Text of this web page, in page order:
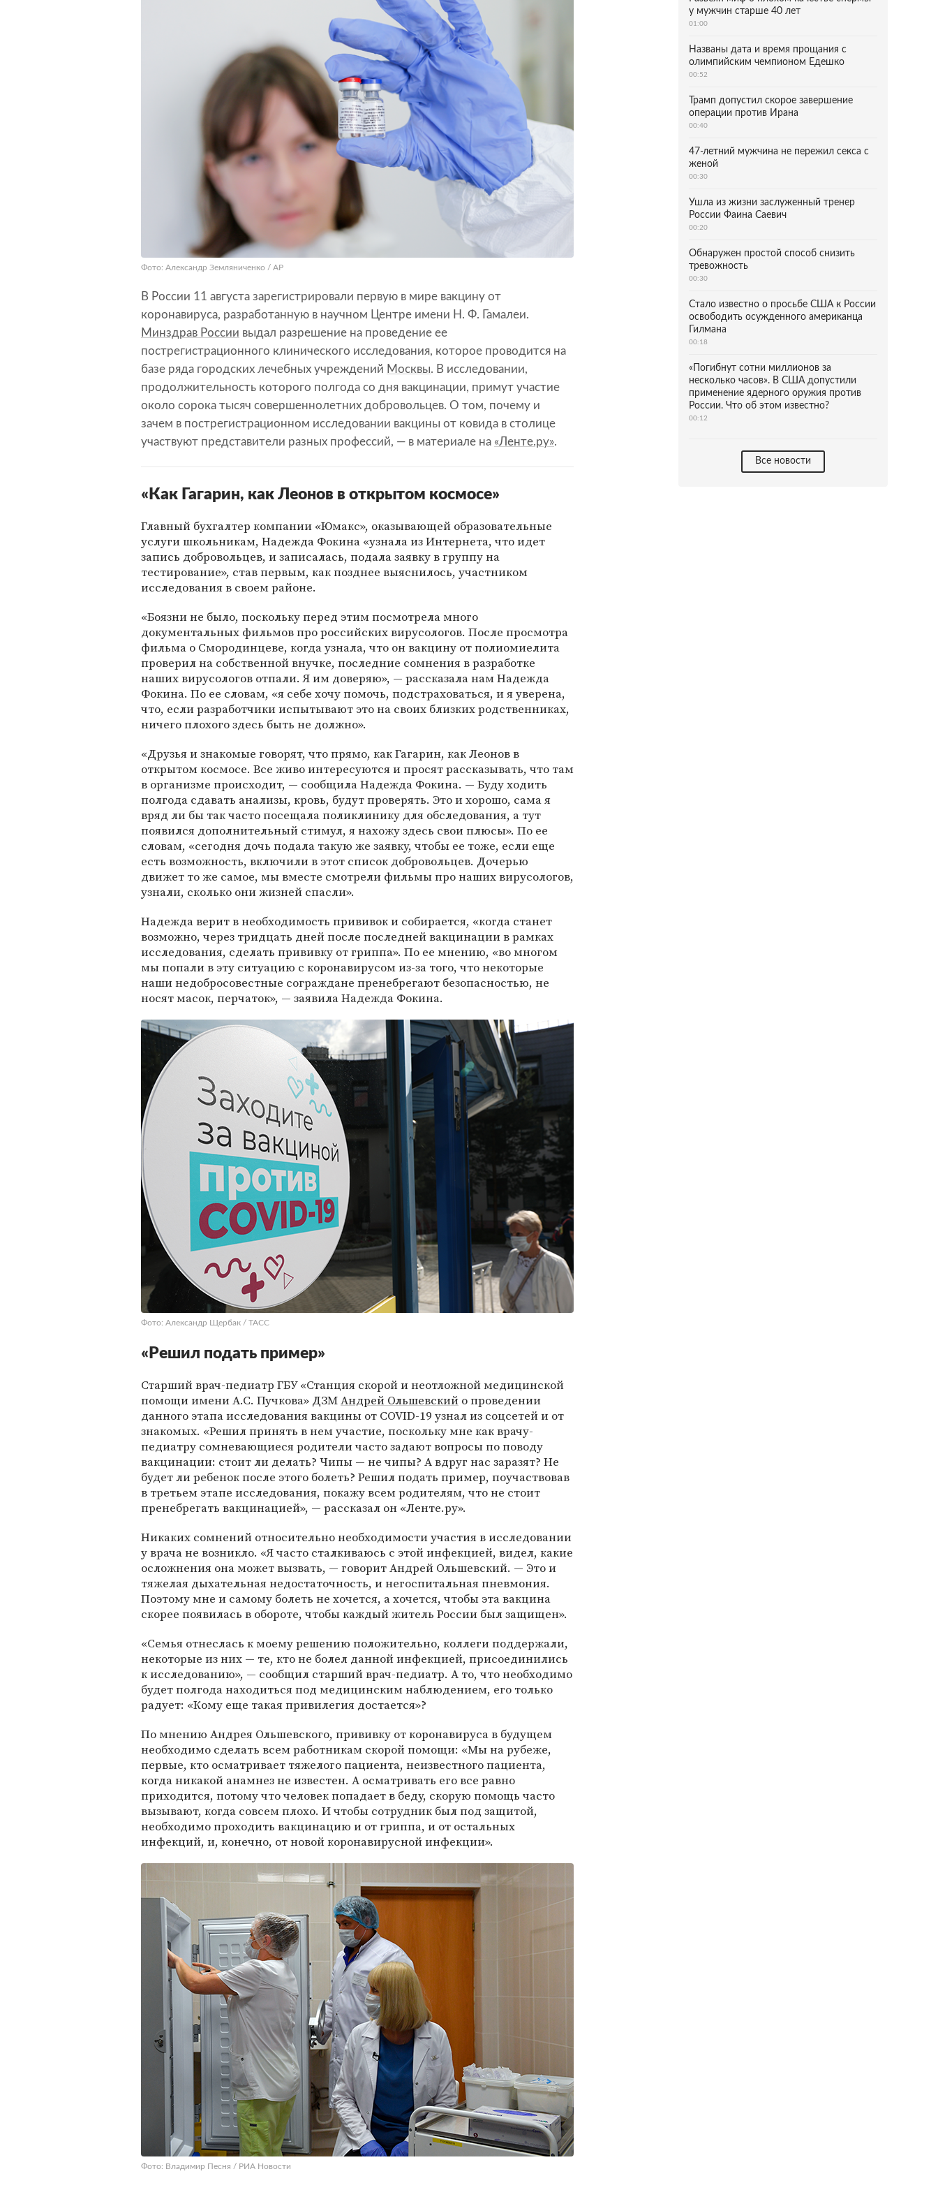
Фото: Александр Земляниченко / AP
В России 11 августа зарегистрировали первую в мире вакцину от
коронавируса, разработанную в научном Центре имени Н. Ф. Гамалеи.
Минздрав России выдал разрешение на проведение ее
пострегистрационного клинического исследования, которое проводится на
базе ряда городских лечебных учреждений Москвы. В исследовании,
продолжительность которого полгода со дня вакцинации, примут участие
около сорока тысяч совершеннолетних добровольцев. О том, почему и
зачем в пострегистрационном исследовании вакцины от ковида в столице
участвуют представители разных профессий, — в материале на «Ленте.ру».
«Как Гагарин, как Леонов в открытом космосе»
Главный бухгалтер компании «Юмакс», оказывающей образовательные
услуги школьникам, Надежда Фокина «узнала из Интернета, что идет
запись добровольцев, и записалась, подала заявку в группу на
тестирование», став первым, как позднее выяснилось, участником
исследования в своем районе.
«Боязни не было, поскольку перед этим посмотрела много
документальных фильмов про российских вирусологов. После просмотра
фильма о Смородинцеве, когда узнала, что он вакцину от полиомиелита
проверил на собственной внучке, последние сомнения в разработке
наших вирусологов отпали. Я им доверяю», — рассказала нам Надежда
Фокина. По ее словам, «я себе хочу помочь, подстраховаться, и я уверена,
что, если разработчики испытывают это на своих близких родственниках,
ничего плохого здесь быть не должно».
«Друзья и знакомые говорят, что прямо, как Гагарин, как Леонов в
открытом космосе. Все живо интересуются и просят рассказывать, что там
в организме происходит, — сообщила Надежда Фокина. — Буду ходить
полгода сдавать анализы, кровь, будут проверять. Это и хорошо, сама я
вряд ли бы так часто посещала поликлинику для обследования, а тут
появился дополнительный стимул, я нахожу здесь свои плюсы». По ее
словам, «сегодня дочь подала такую же заявку, чтобы ее тоже, если еще
есть возможность, включили в этот список добровольцев. Дочерью
движет то же самое, мы вместе смотрели фильмы про наших вирусологов,
узнали, сколько они жизней спасли».
Надежда верит в необходимость прививок и собирается, «когда станет
возможно, через тридцать дней после последней вакцинации в рамках
исследования, сделать прививку от гриппа». По ее мнению, «во многом
мы попали в эту ситуацию с коронавирусом из-за того, что некоторые
наши недобросовестные сограждане пренебрегают безопасностью, не
носят масок, перчаток», — заявила Надежда Фокина.
Фото: Александр Щербак / ТАСС
«Решил подать пример»
Старший врач-педиатр ГБУ «Станция скорой и неотложной медицинской
помощи имени А.С. Пучкова» ДЗМАндрей Ольшевский о проведении
данного этапа исследования вакцины от COVID-19 узнал из соцсетей и от
знакомых. «Решил принять в нем участие, поскольку мне как врачу-
педиатру сомневающиеся родители часто задают вопросы по поводу
вакцинации: стоит ли делать? Чипы — не чипы? А вдруг нас заразят? Не
будет ли ребенок после этого болеть? Решил подать пример, поучаствовав
в третьем этапе исследования, покажу всем родителям, что не стоит
пренебрегать вакцинацией», — рассказал он «Ленте.ру».
Никаких сомнений относительно необходимости участия в исследовании
у врача не возникло. «Я часто сталкиваюсь с этой инфекцией, видел, какие
осложнения она может вызвать, — говорит Андрей Ольшевский. — Это и
тяжелая дыхательная недостаточность, и негоспитальная пневмония.
Поэтому мне и самому болеть не хочется, а хочется, чтобы эта вакцина
скорее появилась в обороте, чтобы каждый житель России был защищен».
«Семья отнеслась к моему решению положительно, коллеги поддержали,
некоторые из них — те, кто не болел данной инфекцией, присоединились
к исследованию», — сообщил старший врач-педиатр. А то, что необходимо
будет полгода находиться под медицинским наблюдением, его только
радует: «Кому еще такая привилегия достается»?
По мнению Андрея Ольшевского, прививку от коронавируса в будущем
необходимо сделать всем работникам скорой помощи: «Мы на рубеже,
первые, кто осматривает тяжелого пациента, неизвестного пациента,
когда никакой анамнез не известен. А осматривать его все равно
приходится, потому что человек попадает в беду, скорую помощь часто
вызывают, когда совсем плохо. И чтобы сотрудник был под защитой,
необходимо проходить вакцинацию и от гриппа, и от остальных
инфекций, и, конечно, от новой коронавирусной инфекции».
Фото: Владимир Песня / РИА Новости
у мужчин старше 40 лет
01:00
Названы дата и время прощания с
олимпийским чемпионом Едешко
00:52
Трамп допустил скорое завершение
операции против Ирана
00:40
47-летний мужчина не пережил секса с
женой
00:30
Ушла из жизни заслуженный тренер
России Фаина Саевич
00:20
Обнаружен простой способ снизить
тревожность
00:30
Стало известно о просьбе США к России
освободить осужденного американца
Гилмана
00:18
«Погибнут сотни миллионов за
несколько часов». В США допустили
применение ядерного оружия против
России. Что об этом известно?
00:12
Все новости